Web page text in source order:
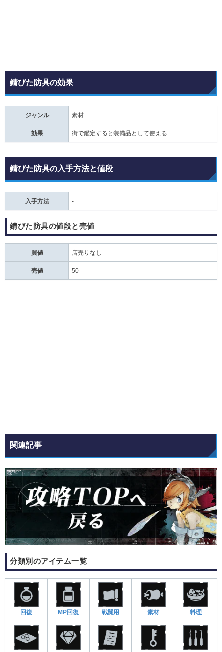
錆びた防具の効果
ジャンル 素材
効果 街で鑑定すると装備品として使える
錆びた防具の入手方法と値段
入手方法 -
錆びた防具の値段と売値
買値 店売りなし
売値 50
関連記事
分類別のアイテム一覧
回復 MP回復 戦闘用 素材 料理